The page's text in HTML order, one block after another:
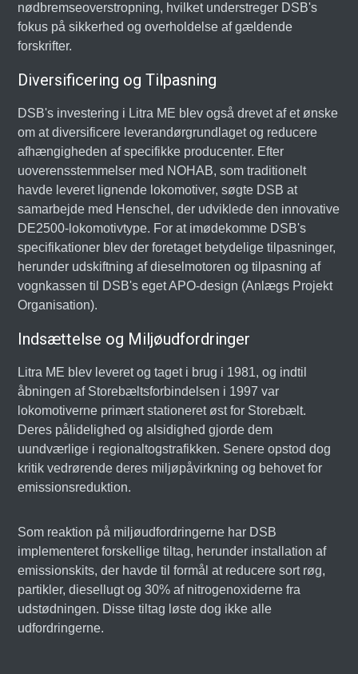
nødbremseoverstropning, hvilket understreger DSB's
fokus på sikkerhed og overholdelse af gældende
forskrifter.
Diversificering og Tilpasning
DSB's investering i Litra ME blev også drevet af et ønske
om at diversificere leverandørgrundlaget og reducere
afhængigheden af specifikke producenter. Efter
uoverensstemmelser med NOHAB, som traditionelt
havde leveret lignende lokomotiver, søgte DSB at
samarbejde med Henschel, der udviklede den innovative
DE2500-lokomotivtype. For at imødekomme DSB's
specifikationer blev der foretaget betydelige tilpasninger,
herunder udskiftning af dieselmotoren og tilpasning af
vognkassen til DSB's eget APO-design (Anlægs Projekt
Organisation).
Indsættelse og Miljøudfordringer
Litra ME blev leveret og taget i brug i 1981, og indtil
åbningen af Storebæltsforbindelsen i 1997 var
lokomotiverne primært stationeret øst for Storebælt.
Deres pålidelighed og alsidighed gjorde dem
uundværlige i regionaltogstrafikken. Senere opstod dog
kritik vedrørende deres miljøpåvirkning og behovet for
emissionsreduktion.
Som reaktion på miljøudfordringerne har DSB
implementeret forskellige tiltag, herunder installation af
emissionskits, der havde til formål at reducere sort røg,
partikler, diesellugt og 30% af nitrogenoxiderne fra
udstødningen. Disse tiltag løste dog ikke alle
udfordringerne.